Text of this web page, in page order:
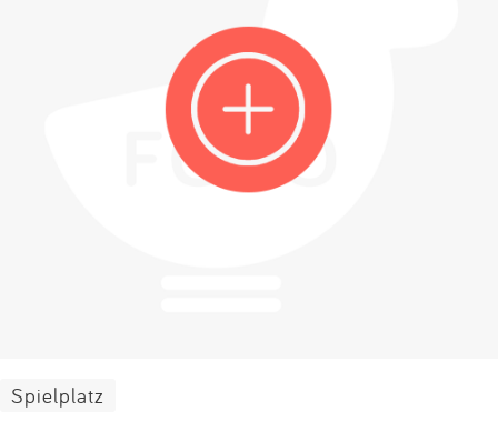
Blog
Partner
Kontakt
Impressum
Spielplatz